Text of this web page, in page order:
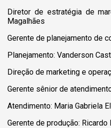
Diretor de estratégia de
Magalhães
Gerente de planejamento de
Planejamento: Vanderson
Direção de marketing e
Gerente sênior de
Atendimento: Maria Gabriela
Gerente de produção: